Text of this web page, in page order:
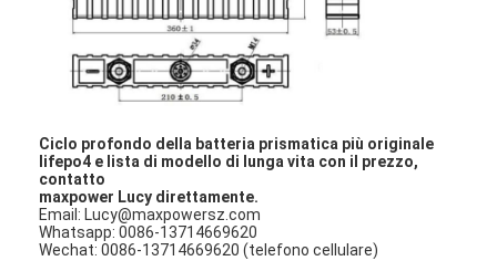
batteria del litio lifepo4
batterie ricaricabili di ione di litio
Ai polimeri di litio
pile secondarie di immagazzinamento dell'energia
Ciclo profondo della batteria prismatica più originale
lifepo4 e lista di modello di lunga vita con il prezzo,
contatto
maxpower Lucy direttamente.
Email: Lucy@maxpowersz.com
Whatsapp: 0086-13714669620
Wechat: 0086-13714669620 (telefono cellulare)